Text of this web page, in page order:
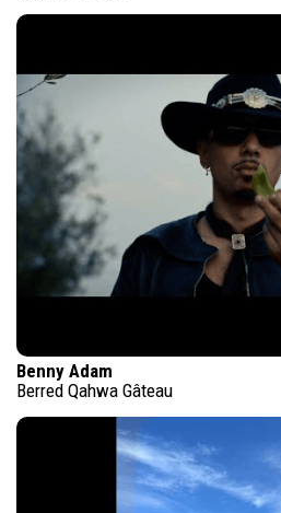
Benny Adam
Berred Qahwa Gâteau